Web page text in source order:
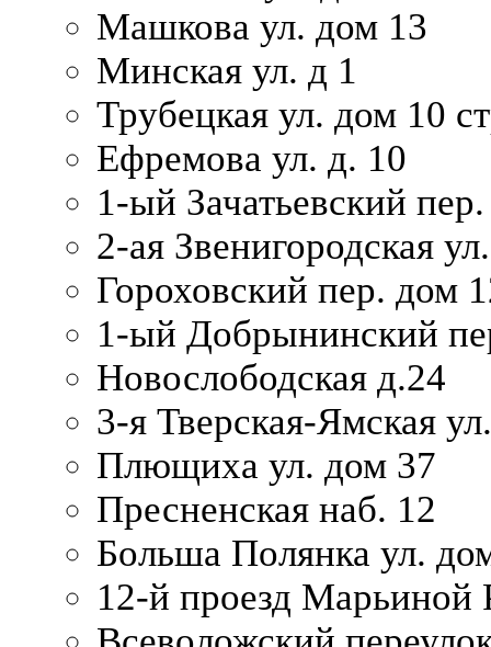
Машкова ул. дом 13
Минская ул. д 1
Трубецкая ул. дом 10
Ефремова ул. д. 10
1-ый Зачатьевский
2-ая Звенигородская
Гороховский пер. дом
1-ый Добрынинский
Новослободская д.24
3-я Тверская-Ямская
Плющиха ул. дом 37
Пресненская наб. 12
Больша Полянка ул.
12-й проезд Марьиной